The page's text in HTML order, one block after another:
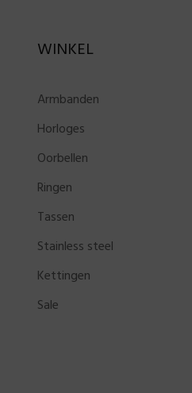
WINKEL
Armbanden
Horloges
Oorbellen
Ringen
Tassen
Stainless steel
Kettingen
Sale